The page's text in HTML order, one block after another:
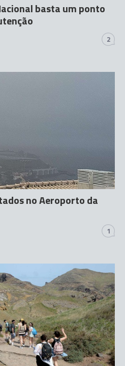
basta um ponto
2
no Aeroporto da
1